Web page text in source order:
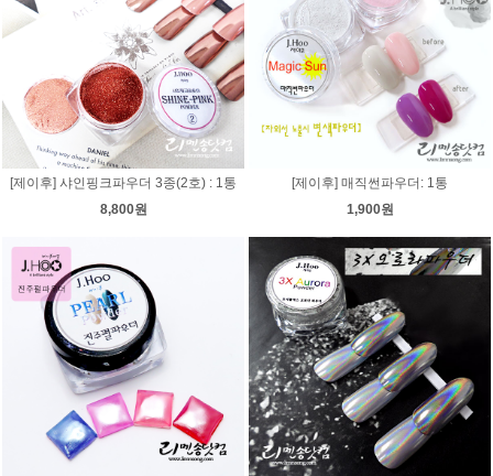
[제이후] 샤인핑크파우더 3종(2호) : 1통
8,800원
[제이후] 매직썬파우더: 1통
1,900원